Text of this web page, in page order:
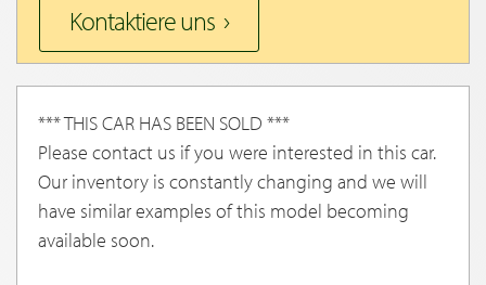
Kontaktiere uns
*** THIS CAR HAS BEEN SOLD ***
Please contact us if you were interested in this car.
Our inventory is constantly changing and we will
have similar examples of this model becoming
available soon.